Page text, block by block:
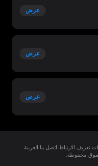
عرض
عرض
عرض
تعريف الارتباط اتصل بنا العربية